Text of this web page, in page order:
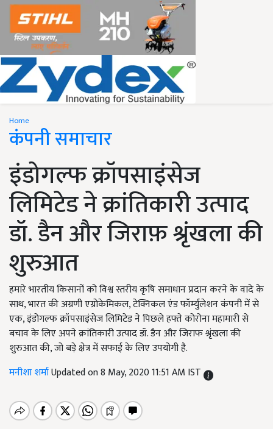
Home
कंपनी समाचार
इंडोगल्फ क्रॉपसाइंसेज
लिमिटेड ने क्रांतिकारी उत्पाद
डॉ. डैन और जिराफ़ श्रृंखला की
शुरुआत
हमारे भारतीय किसानों को विश्व स्तरीय कृषि समाधान प्रदान करने के वादे के
साथ, भारत की अग्रणी एग्रोकेमिकल, टेक्निकल एंड फॉर्म्युलेशन कंपनी में से
एक, इंडोगल्फ क्रॉपसाइंसेज लिमिटेड ने पिछले हफ्ते कोरोना महामारी से
बचाव के लिए अपने क्रांतिकारी उत्पाद डॉ. डैन और जिराफ श्रृंखला की
शुरुआत की, जो बड़े क्षेत्र में सफाई के लिए उपयोगी है.
मनीशा शर्माUpdated on 8 May, 2020 11:51 AM IST